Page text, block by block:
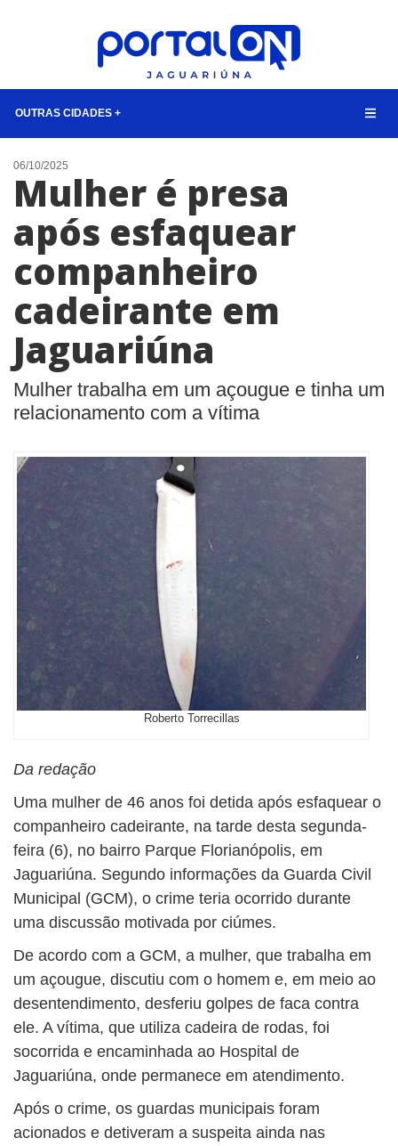
OUTRAS CIDADES +
NOTÍCIAS
LISTA DIGITAL
CONTATO
ANUNCIE
06/10/2025
Mulher é presa
após esfaquear
companheiro
cadeirante em
Jaguariúna
Mulher trabalha em um açougue e tinha um
relacionamento com a vítima
Roberto Torrecillas
Da redação
Uma mulher de 46 anos foi detida após esfaquear o
companheiro cadeirante, na tarde desta segunda-
feira (6), no bairro Parque Florianópolis, em
Jaguariúna. Segundo informações da Guarda Civil
Municipal (GCM), o crime teria ocorrido durante
uma discussão motivada por ciúmes.
De acordo com a GCM, a mulher, que trabalha em
um açougue, discutiu com o homem e, em meio ao
desentendimento, desferiu golpes de faca contra
ele. A vítima, que utiliza cadeira de rodas, foi
socorrida e encaminhada ao Hospital de
Jaguariúna, onde permanece em atendimento.
Após o crime, os guardas municipais foram
acionados e detiveram a suspeita ainda nas